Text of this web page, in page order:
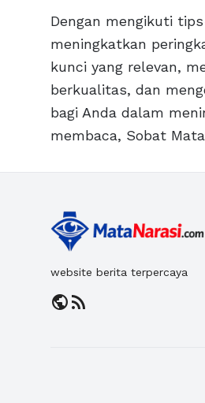
Dengan mengikuti
meningkatkan
kunci yang relevan,
berkualitas, dan
bagi Anda dalam
membaca, Sobat
website berita terpercaya
publicrss_feed